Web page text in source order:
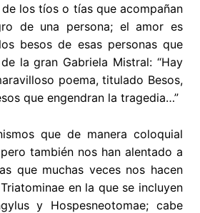
los tíos o tías que acompañan
de una persona; el amor es
besos de esas personas que
la gran Gabriela Mistral: “Hay
poema, titulado Besos,
que engendran la tragedia…”
que de manera coloquial
también nos han alentado a
que muchas veces nos hacen
en la que se incluyen
y Hospesneotomae; cabe